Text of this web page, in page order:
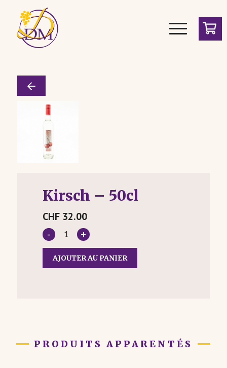
Kirsch – 50cl
CHF32.00
AJOUTER AU PANIER
PRODUITS APPARENTÉS